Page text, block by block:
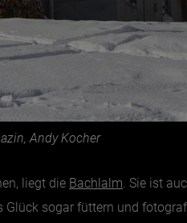
Andy Kocher
liegt die Bachlalm. Sie ist
sogar füttern und